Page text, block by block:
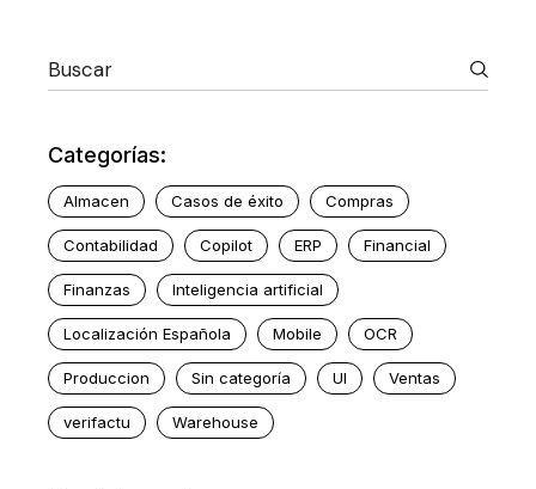
Categorías:
Almacen Casos de éxito Compras
Contabilidad Copilot ERP Financial
Finanzas Inteligencia artificial
Localización Española Mobile OCR
Produccion Sin categoría UI Ventas
verifactu Warehouse